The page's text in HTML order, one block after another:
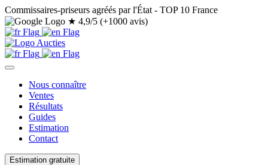
Commissaires-priseurs agréés par l'État - TOP 10 France
★ 4,9/5 (+1000 avis)
Nous connaître
Ventes
Résultats
Guides
Estimation
Contact
Estimation gratuite